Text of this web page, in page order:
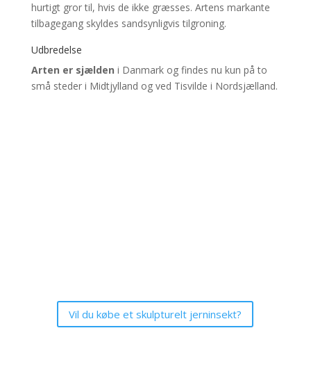
hurtigt gror til, hvis de ikke græsses. Artens markante
tilbagegang skyldes sandsynligvis tilgroning.
Udbredelse
Arten er sjælden i Danmark og findes nu kun på to
små steder i Midtjylland og ved Tisvilde i Nordsjælland.
Vil du købe et skulpturelt jerninsekt?